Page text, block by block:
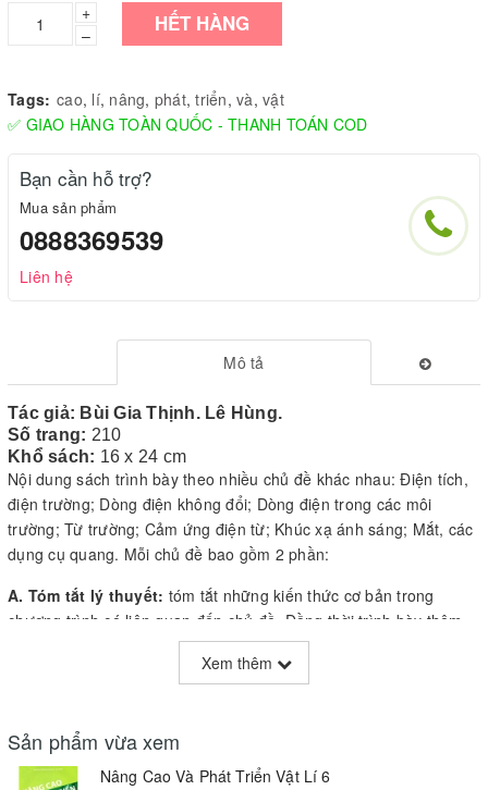
+
–
HẾT HÀNG
Tags: cao, lí, nâng, phát,triển, và, vật
✅ GIAO HÀNG TOÀN QUỐC - THANH TOÁN COD
Bạn cần hỗ trợ?
Mua sản phẩm
0888369539
Liên hệ
Mô tả
Tác giả: Bùi Gia Thịnh. Lê Hùng.
Số trang: 210
Khổ sách: 16 x 24 cm
Nội dung sách trình bày theo nhiều chủ đề khác nhau: Điện tích,
điện trường; Dòng điện không đổi; Dòng điện trong các môi
trường; Từ trường; Cảm ứng điện từ; Khúc xạ ánh sáng; Mắt, các
dụng cụ quang. Mỗi chủ đề bao gồm 2 phần:
A. Tóm tắt lý thuyết: tóm tắt những kiến thức cơ bản trong
chương trình có liên quan đến chủ đề. Đồng thời trình bày thêm
những kiến thức mang tính chất mở rộng, nâng cao.
Các bài tập ví dụ điển hình của chủ đề, kèm theo bài
những khó khăn, sai lầm mà học sinh thường gặp khi giải từng
loại bài tập.
Xem thêm
Sản phẩm vừa xem
Nâng Cao Và Phát Triển Vật Lí 6